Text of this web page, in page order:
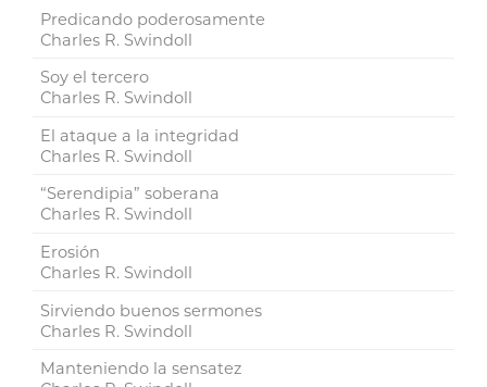
Predicando poderosamente
Charles R. Swindoll
Soy el tercero
Charles R. Swindoll
El ataque a la integridad
Charles R. Swindoll
“Serendipia” soberana
Charles R. Swindoll
Erosión
Charles R. Swindoll
Sirviendo buenos sermones
Charles R. Swindoll
Manteniendo la sensatez